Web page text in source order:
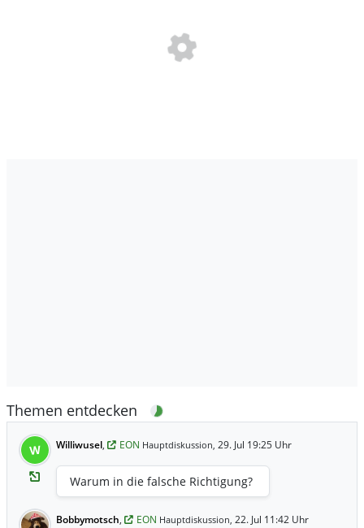
Themen entdecken
W Williwusel, EON Hauptdiskussion, 29. Jul 19:25 Uhr
Warum in die falsche Richtigung?
Bobbymotsch, EON Hauptdiskussion, 22. Jul 11:42 Uhr